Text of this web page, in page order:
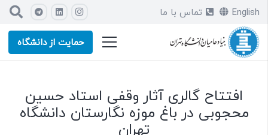
English
تماس با ما
حمایت از دانشگاه
افتتاح گالری آثار وقفی استاد حسین
محجوبی در باغ موزه نگارستان دانشگاه
تهران